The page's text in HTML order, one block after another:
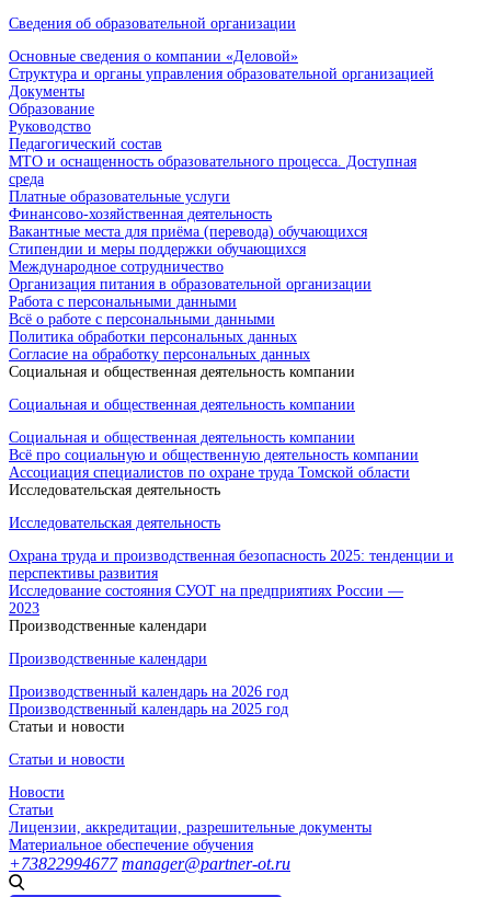
Сведения об образовательной организации
Основные сведения о компании «Деловой»
Структура и органы управления образовательной организацией
Документы
Образование
Руководство
Педагогический состав
МТО и оснащенность образовательного процесса. Доступная
среда
Платные образовательные услуги
Финансово-хозяйственная деятельность
Вакантные места для приёма (перевода) обучающихся
Стипендии и меры поддержки обучающихся
Международное сотрудничество
Организация питания в образовательной организации
Работа с персональными данными
Всё о работе с персональными данными
Политика обработки персональных данных
Согласие на обработку персональных данных
Социальная и общественная деятельность компании
Социальная и общественная деятельность компании
Социальная и общественная деятельность компании
Всё про социальную и общественную деятельность компании
Ассоциация специалистов по охране труда Томской области
Исследовательская деятельность
Исследовательская деятельность
Охрана труда и производственная безопасность 2025: тенденции и
перспективы развития
Исследование состояния СУОТ на предприятиях России —
2023
Производственные календари
Производственные календари
Производственный календарь на 2026 год
Производственный календарь на 2025 год
Статьи и новости
Статьи и новости
Новости
Статьи
Лицензии, аккредитации, разрешительные документы
Материальное обеспечение обучения
+73822994677 manager@partner-ot.ru